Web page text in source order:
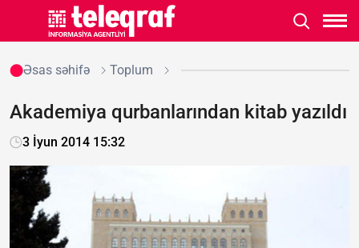
Əsas səhifə Toplum
Akademiya qurbanlarından kitab yazıldı
3 İyun 2014 15:32